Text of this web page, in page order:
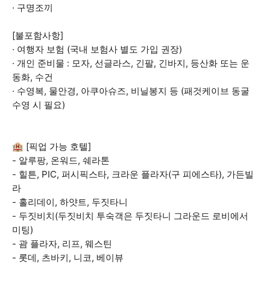
· 구명조끼
[불포함사항]
· 여행자 보험 (국내 보험사 별도 가입 권장)
· 개인 준비물 : 모자, 선글라스, 긴팔, 긴바지, 등산화 또는 운
동화, 수건
· 수영복, 물안경, 아쿠아슈즈, 비닐봉지 등 (패것케이브 동굴
수영 시 필요)
🏨 [픽업 가능 호텔]
- 알루팡, 온워드, 쉐라톤
- 힐튼, PIC, 퍼시픽스타, 크라운 플라자(구 피에스타), 가든빌
라
- 홀리데이, 하얏트, 두짓타니
- 두짓비치(두짓비치 투숙객은 두짓타니 그라운드 로비에서
미팅)
- 괌 플라자, 리프, 웨스틴
- 롯데, 츠바키, 니코, 베이뷰